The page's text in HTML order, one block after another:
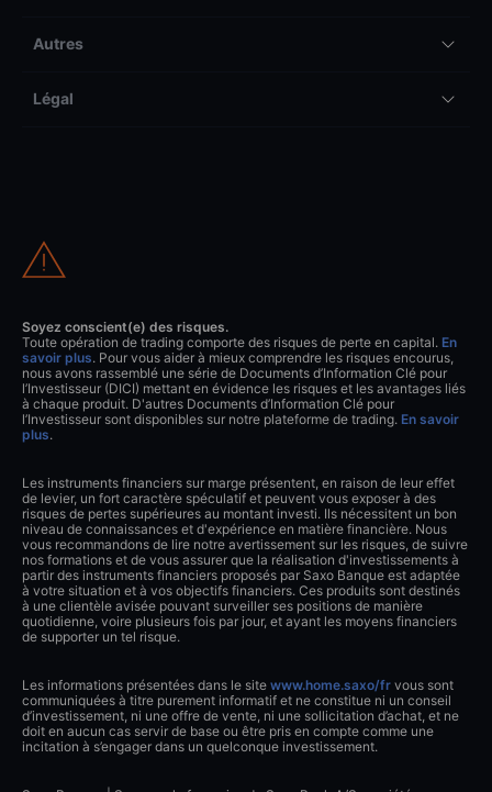
Autres
Légal
Soyez conscient(e) des risques.
Toute opération de trading comporte des risques de perte en capital. En
savoir plus. Pour vous aider à mieux comprendre les risques encourus,
nous avons rassemblé une série de Documents d’Information Clé pour
l’Investisseur (DICI) mettant en évidence les risques et les avantages liés
à chaque produit. D'autres Documents d’Information Clé pour
l’Investisseur sont disponibles sur notre plateforme de trading. En savoir
plus.
Les instruments financiers sur marge présentent, en raison de leur effet
de levier, un fort caractère spéculatif et peuvent vous exposer à des
risques de pertes supérieures au montant investi. Ils nécessitent un bon
niveau de connaissances et d'expérience en matière financière. Nous
vous recommandons de lire notre avertissement sur les risques, de suivre
nos formations et de vous assurer que la réalisation d'investissements à
partir des instruments financiers proposés par Saxo Banque est adaptée
à votre situation et à vos objectifs financiers. Ces produits sont destinés
à une clientèle avisée pouvant surveiller ses positions de manière
quotidienne, voire plusieurs fois par jour, et ayant les moyens financiers
de supporter un tel risque.
Les informations présentées dans le site www.home.saxo/fr vous sont
communiquées à titre purement informatif et ne constitue ni un conseil
d’investissement, ni une offre de vente, ni une sollicitation d’achat, et ne
doit en aucun cas servir de base ou être pris en compte comme une
incitation à s’engager dans un quelconque investissement.